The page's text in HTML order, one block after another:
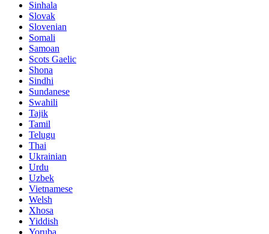
Sinhala
Slovak
Slovenian
Somali
Samoan
Scots Gaelic
Shona
Sindhi
Sundanese
Swahili
Tajik
Tamil
Telugu
Thai
Ukrainian
Urdu
Uzbek
Vietnamese
Welsh
Xhosa
Yiddish
Yoruba